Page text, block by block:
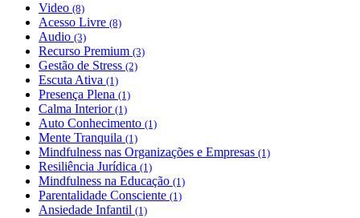
Video (8)
Acesso Livre (8)
Audio (3)
Recurso Premium (3)
Gestão de Stress (2)
Escuta Ativa (1)
Presença Plena (1)
Calma Interior (1)
Auto Conhecimento (1)
Mente Tranquila (1)
Mindfulness nas Organizações e Empresas (1)
Resiliência Jurídica (1)
Mindfulness na Educação (1)
Parentalidade Consciente (1)
Ansiedade Infantil (1)